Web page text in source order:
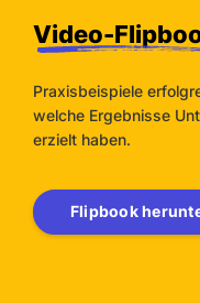
Video-
Praxisbeispiele
welche Ergebnisse
erzielt haben.
Flipbook